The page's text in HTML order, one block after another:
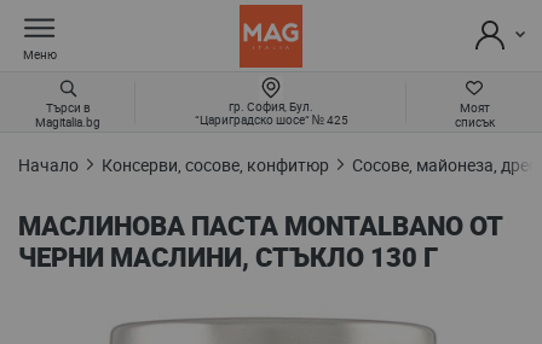
Меню
Търси в
Magitalia.bg
Моят
списък
гр. София, Бул.
“Цариградско шосе“ № 425
Начало Консерви, сосове, конфитюр Сосове, майонеза,
МАСЛИНОВА ПАСТА MONTALBANO ОТ
ЧЕРНИ МАСЛИНИ, СТЪКЛО 130 Г